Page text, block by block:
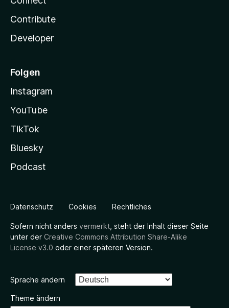
Contribute
Developer
Folgen
Instagram
YouTube
TikTok
Bluesky
Podcast
Datenschutz Cookies Rechtliches
Sofern nicht anders vermerkt , steht der Inhalt dieser Seite
unter der Creative Commons Attribution Share-Alike
License v3.0 oder einer späteren Version.
Sprache ändern
Theme ändern